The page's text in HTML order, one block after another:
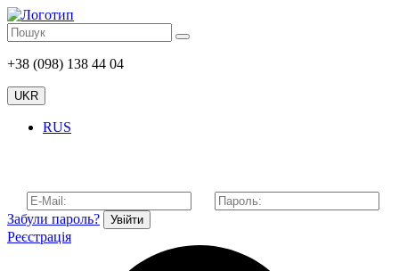
+38 (098) 138 44 04
UKR
RUS
Забули пароль? Увійти
Реєстрація